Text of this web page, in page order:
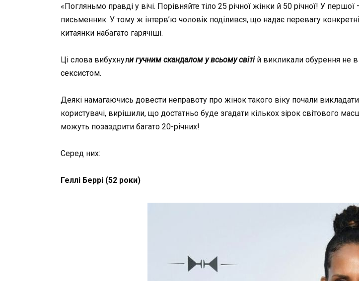
«Погляньмо правді у вічі. Порівняйте тіло 25 річної жінки й 50 річної! У
письменник. У тому ж інтерв’ю чоловік поділився, що надає перевагу
китаянки набагато гарячіші.
Ці слова вибухнули гучним скандалом у всьому світі й викликали обурення не в
сексистом.
Деякі намагаючись довести неправоту про жінок такого віку почали
користувачі, вирішили, що достатньо буде згадати кількох зірок світового
можуть позаздрити багато 20-річних!
Серед них:
Геллі Беррі (52 роки)